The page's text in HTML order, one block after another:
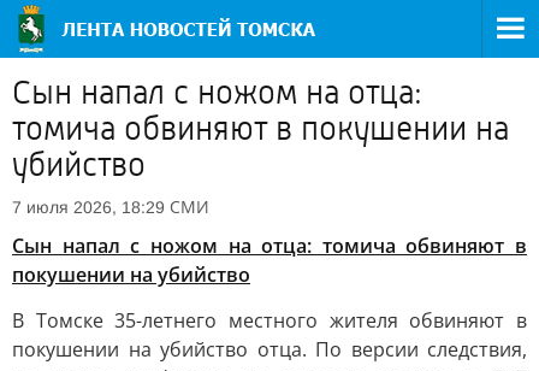
Сын напал с ножом на отца:
томича обвиняют в покушении на
убийство
7 июля 2026, 18:29 СМИ
Сын напал с ножом на отца: томича обвиняют в
покушении на убийство
В Томске 35-летнего местного жителя обвиняют в
покушении на убийство отца. По версии следствия,